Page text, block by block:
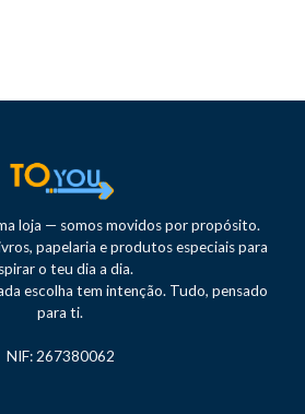
loja — somos movidos por propósito.
papelaria e produtos especiais para
o teu dia a dia.
escolha tem intenção. Tudo, pensado
para ti.
NIF: 267380062